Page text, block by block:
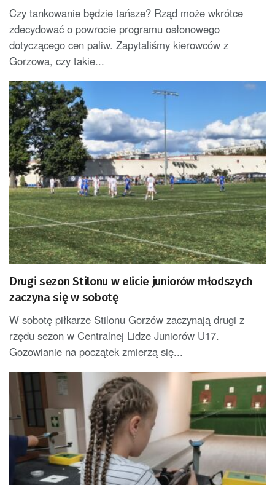
Czy tankowanie będzie tańsze? Rząd może wkrótce
zdecydować o powrocie programu osłonowego
dotyczącego cen paliw. Zapytaliśmy kierowców z
Gorzowa, czy takie...
Drugi sezon Stilonu w elicie juniorów młodszych
zaczyna się w sobotę
W sobotę piłkarze Stilonu Gorzów zaczynają drugi z
rzędu sezon w Centralnej Lidze Juniorów U17.
Gozowianie na początek zmierzą się...